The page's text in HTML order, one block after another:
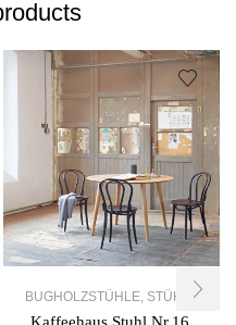
BUGHOLZSTÜHLE, STÜHLE